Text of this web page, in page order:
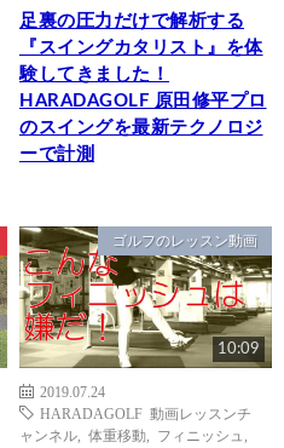
足裏の圧力だけで解析する
『スイングカタリスト』を体
験してきました！
HARADAGOLF 原田修平プロ
のスイングを最新テクノロジ
ーで計測
ゴルフのレッスン動画
10:09
2019.07.24
HARADAGOLF 動画レッスンチ
ャンネル
体重移動 フィニッシュ